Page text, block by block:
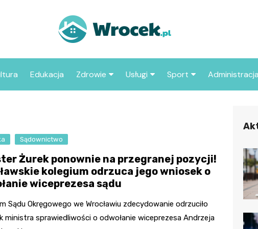
we
Edukacja Zdrowie Usługi
Stacja paliw
Restauracja
Adwokat
Sport
sportowe
Administracja
Urząd
Sądownictwo
Żurek ponownie na przegranej pozycji!
kolegium odrzuca jego wniosek o
wiceprezesa sądu
Sądu Okręgowego we Wrocławiu zdecydowanie odrzuciło
ministra sprawiedliwości o odwołanie wiceprezesa Andrzeja